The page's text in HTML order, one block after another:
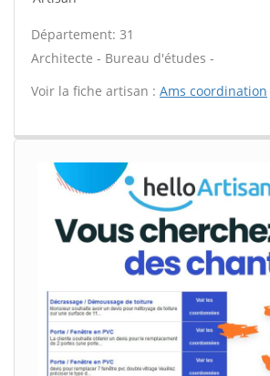
Département: 31
Architecte - Bureau d'études -
Voir la fiche artisan : Ams coordination